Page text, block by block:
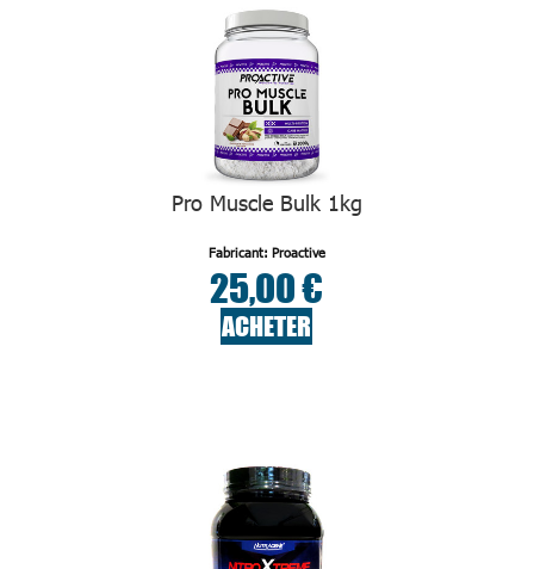
Pro Muscle Bulk 1kg
Fabricant: Proactive
25,00 €
ACHETER